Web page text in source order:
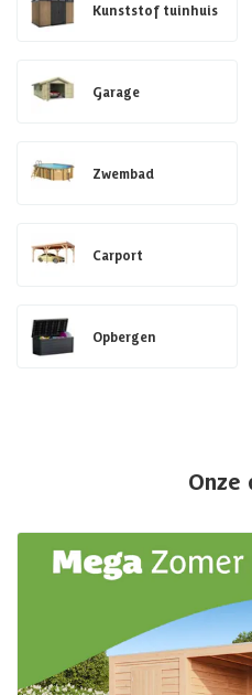
Kunststof tuinhuis
Garage
Zwembad
Carport
Opbergen
Onze